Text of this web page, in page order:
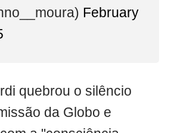
February
quebrou o silêncio
da Globo e